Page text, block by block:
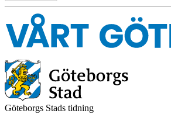
Göteborgs Stads tidning